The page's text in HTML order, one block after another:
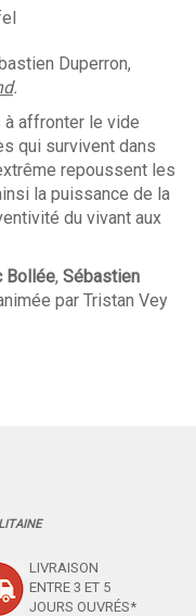
Duperron,
.
à affronter le vide
qui survivent dans
repoussent les
la puissance de la
du vivant aux
Bollée, Sébastien
par Tristan Vey
LIVRAISON
ENTRE 3 ET 5
JOURS OUVRÉS*